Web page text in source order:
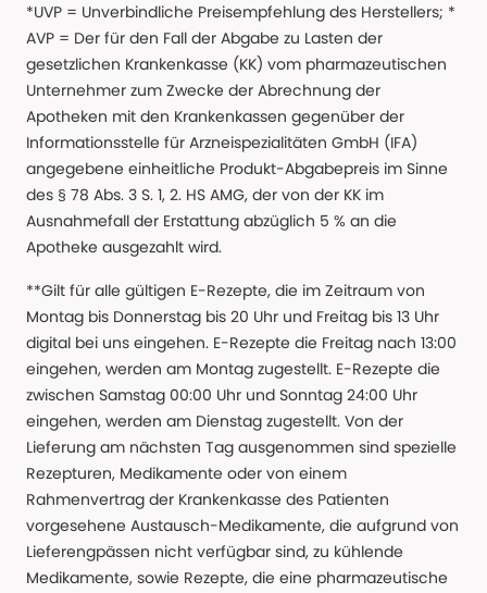
*UVP = Unverbindliche Preisempfehlung des Herstellers; *
AVP = Der für den Fall der Abgabe zu Lasten der
gesetzlichen Krankenkasse (KK) vom pharmazeutischen
Unternehmer zum Zwecke der Abrechnung der
Apotheken mit den Krankenkassen gegenüber der
Informationsstelle für Arzneispezialitäten GmbH (IFA)
angegebene einheitliche Produkt-Abgabepreis im Sinne
des § 78 Abs. 3 S. 1, 2. HS AMG, der von der KK im
Ausnahmefall der Erstattung abzüglich 5 % an die
Apotheke ausgezahlt wird.
**Gilt für alle gültigen E-Rezepte, die im Zeitraum von
Montag bis Donnerstag bis 20 Uhr und Freitag bis 13 Uhr
digital bei uns eingehen. E-Rezepte die Freitag nach 13:00
eingehen, werden am Montag zugestellt. E-Rezepte die
zwischen Samstag 00:00 Uhr und Sonntag 24:00 Uhr
eingehen, werden am Dienstag zugestellt. Von der
Lieferung am nächsten Tag ausgenommen sind spezielle
Rezepturen, Medikamente oder von einem
Rahmenvertrag der Krankenkasse des Patienten
vorgesehene Austausch-Medikamente, die aufgrund von
Lieferengpässen nicht verfügbar sind, zu kühlende
Medikamente, sowie Rezepte, die eine pharmazeutische